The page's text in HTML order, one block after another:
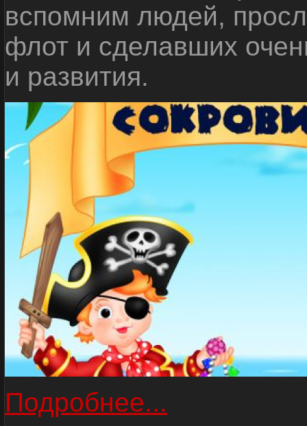
вспомним людей,
флот и сделавших
и развития.
Подробнее...